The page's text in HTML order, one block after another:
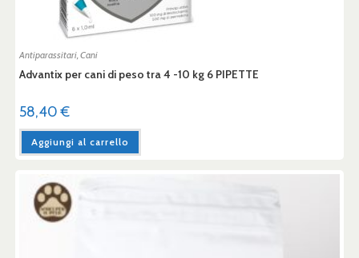
Antiparassitari,Cani
Advantix per cani di peso tra 4 -10 kg 6 PIPETTE
58,40€
Aggiungi al carrello